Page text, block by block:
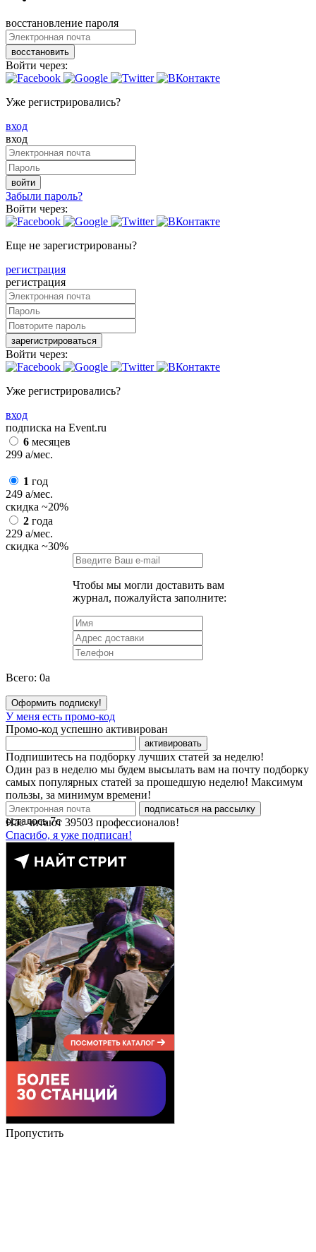
восстановление пароля
восстановить
Войти через:
Уже регистрировались?
вход
вход
войти
Забыли пароль?
Войти через:
Еще не зарегистрированы?
регистрация
регистрация
зарегистрироваться
Войти через:
Уже регистрировались?
вход
подписка на Event.ru
6 месяцев
299 a/мес.
1 год
249 a/мес.
скидка ~20%
2 года
229 a/мес.
скидка ~30%
Чтобы мы могли доставить вам
журнал, пожалуйста заполните:
Всего: 0a
Оформить подписку!
У меня есть промо-код
Промо-код успешно активирован
активировать
Подпишитесь на подборку лучших статей за неделю!
Один раз в неделю мы будем высылать вам на почту подборку
самых популярных статей за прошедшую неделю! Максимум
пользы, за минимум времени!
подписаться на рассылку
Нас читают 39503 профессионалов!
Спасибо, я уже подписан!
осталось7с
Пропустить